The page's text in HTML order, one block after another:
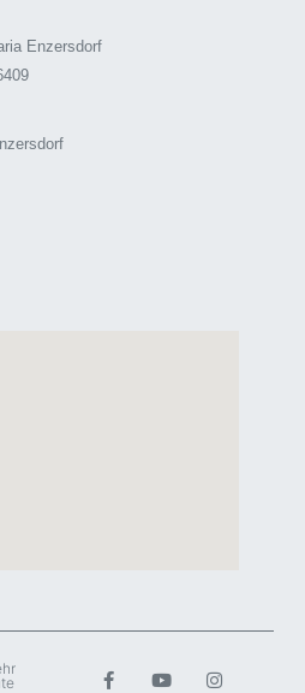
Enzersdorf